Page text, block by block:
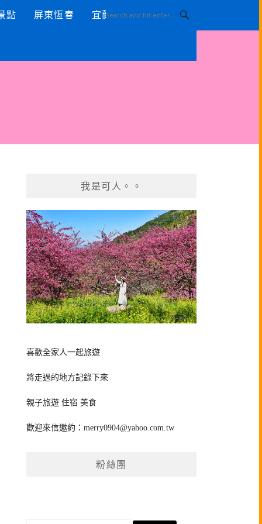
點 屏東恆春 宜蘭景點
我是可人。。
喜歡全家人一起旅遊
將走過的地方記錄下來
親子旅遊 住宿 美食
歡迎來信邀約：merry0904@yahoo.com.tw
粉絲團